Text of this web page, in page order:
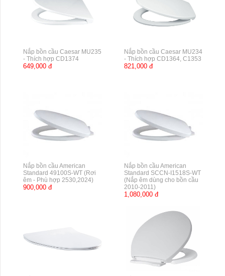
Nắp bồn cầu Caesar MU235
- Thích hợp CD1374
649,000 đ
Nắp bồn cầu Caesar MU234
- Thích hợp CD1364, C1353
821,000 đ
Nắp bồn cầu American
Standard 49100S-WT (Rơi
êm - Phù hợp 2530,2024)
900,000 đ
Nắp bồn cầu American
Standard SCCN-I1518S-WT
(Nắp êm dùng cho bồn cầu
2010-2011)
1,080,000 đ